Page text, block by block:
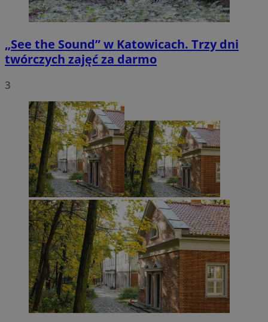
„See the Sound” w Katowicach. Trzy dni
twórczych zajęć za darmo
3